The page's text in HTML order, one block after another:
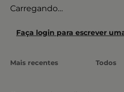
Carregando…
Faça login para escrever
Mais recentes Todos